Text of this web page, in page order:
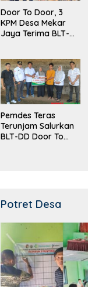
Door To Door, 3
KPM Desa Mekar
Jaya Terima BLT-
Pemdes Teras
Terunjam Salurkan
BLT-DD Door To
Potret Desa